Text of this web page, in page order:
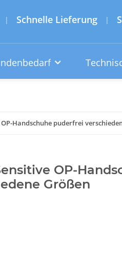
| Schnelle Lieferung |
Handschuhe puderfrei
OP-
Größen